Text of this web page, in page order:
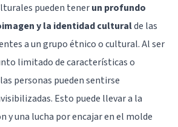
pueden tenerun profundo
y la identidad culturalde las
a un grupo étnico o cultural. Al ser
limitado de características o
personas pueden sentirse
Esto puede llevar a la
una lucha por encajar en el molde